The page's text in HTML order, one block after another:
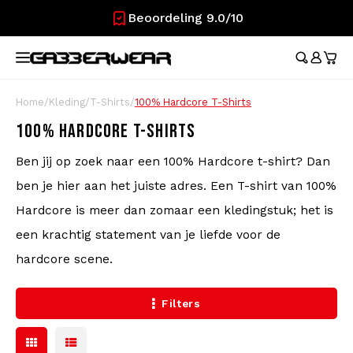
Hoofdmenu / kleding
Trainingspakken
Korte Broeken
Broeken
Longsleeves
broeken /
broeken /
Hoofdmenu / merchandise
Festival Essentials
Heuptassen
Vlaggen
Polsbandjes
Stickers
Hoofdmenu
Nederlands
Deutsch
English
Beoordeling 9.0/10
Home/Kleding/T-Shirts/100% Hardcore T-Shirts
100% HARDCORE T-SHIRTS
Ben jij op zoek naar een 100% Hardcore t-shirt? Dan
ben je hier aan het juiste adres. Een T-shirt van 100%
Hardcore is meer dan zomaar een kledingstuk; het is
een krachtig statement van je liefde voor de
hardcore scene.
Filters